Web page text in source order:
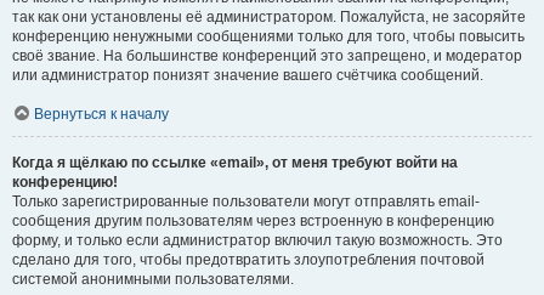
так как они установлены её администратором. Пожалуйста, не засоряйте
конференцию ненужными сообщениями только для того, чтобы повысить
своё звание. На большинстве конференций это запрещено, и модератор
или администратор понизят значение вашего счётчика сообщений.
Вернуться к началу
Когда я щёлкаю по ссылке «email», от меня требуют войти на
конференцию!
Только зарегистрированные пользователи могут отправлять email-
сообщения другим пользователям через встроенную в конференцию
форму, и только если администратор включил такую возможность. Это
сделано для того, чтобы предотвратить злоупотребления почтовой
системой анонимными пользователями.